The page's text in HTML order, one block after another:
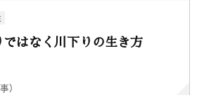
ではなく川下りの生き方
）